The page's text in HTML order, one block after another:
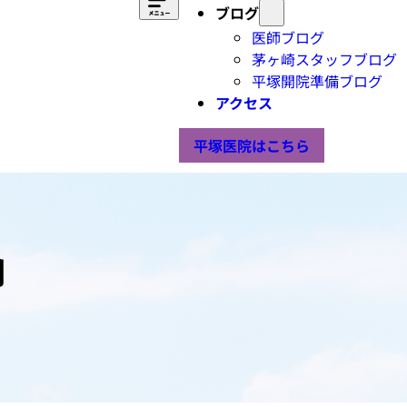
ブログ
医師ブログ
茅ヶ崎スタッフブログ
平塚開院準備ブログ
アクセス
平塚医院はこちら